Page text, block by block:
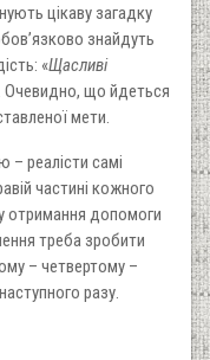
цікаву загадку
знайдуть
«Щасливі
Очевидно, що йдеться
мети.
реалісти самі
частині кожного
отримання допомоги
треба зробити
– четвертому –
разу.